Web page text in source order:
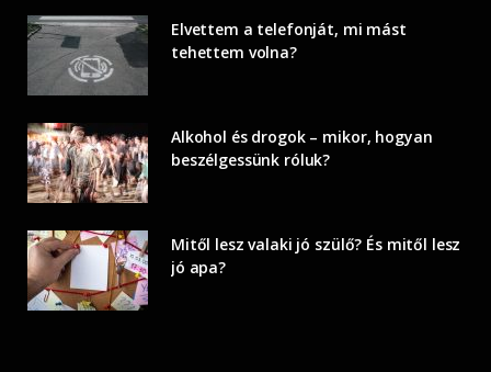
Elvettem a telefonját, mi mást
tehettem volna?
Alkohol és drogok – mikor, hogyan
beszélgessünk róluk?
Mitől lesz valaki jó szülő? És mitől lesz
jó apa?